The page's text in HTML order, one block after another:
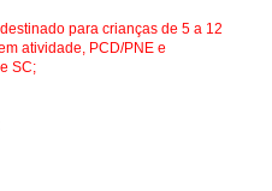
para crianças de 5 a 12
atividade, PCD/PNE e
SC;